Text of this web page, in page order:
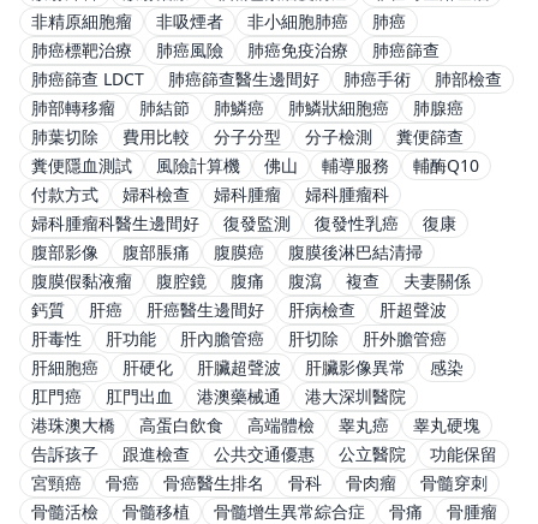
非精原細胞瘤
非吸煙者 非小細胞肺癌
肺癌
肺癌標靶治療
肺癌風險 肺癌免疫治療
肺癌篩查
肺癌篩查 LDCT
肺癌篩查醫生邊間好 肺癌手術
肺部檢查
肺部轉移瘤
肺結節 肺鱗癌 肺鱗狀細胞癌
肺腺癌
肺葉切除
費用比較 分子分型 分子檢測
糞便篩查
糞便隱血測試
風險計算機 佛山 輔導服務
輔酶Q10
付款方式
婦科檢查 婦科腫瘤
婦科腫瘤科
婦科腫瘤科醫生邊間好
復發監測 復發性乳癌
復康
腹部影像
腹部脹痛 腹膜癌
腹膜後淋巴結清掃
腹膜假黏液瘤
腹腔鏡 腹痛 腹瀉 複查
夫妻關係
鈣質
肝癌 肝癌醫生邊間好 肝病檢查
肝超聲波
肝毒性
肝功能 肝內膽管癌 肝切除
肝外膽管癌
肝細胞癌
肝硬化 肝臟超聲波 肝臟影像異常
感染
肛門癌
肛門出血 港澳藥械通
港大深圳醫院
港珠澳大橋
高蛋白飲食 高端體檢 睾丸癌
睾丸硬塊
告訴孩子
跟進檢查 公共交通優惠 公立醫院
功能保留
宮頸癌
骨癌 骨癌醫生排名 骨科 骨肉瘤
骨髓穿刺
骨髓活檢
骨髓移植 骨髓增生異常綜合症 骨痛
骨腫瘤